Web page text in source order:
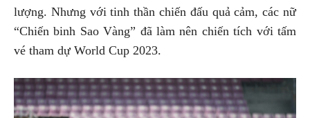
lượng. Nhưng với tinh thần chiến đấu quả cảm, các nữ
“Chiến binh Sao Vàng” đã làm nên chiến tích với tấm
vé tham dự World Cup 2023.